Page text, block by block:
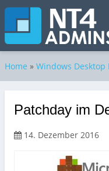
Home » Windows Desktop
Patchday im
14. Dezember 2016